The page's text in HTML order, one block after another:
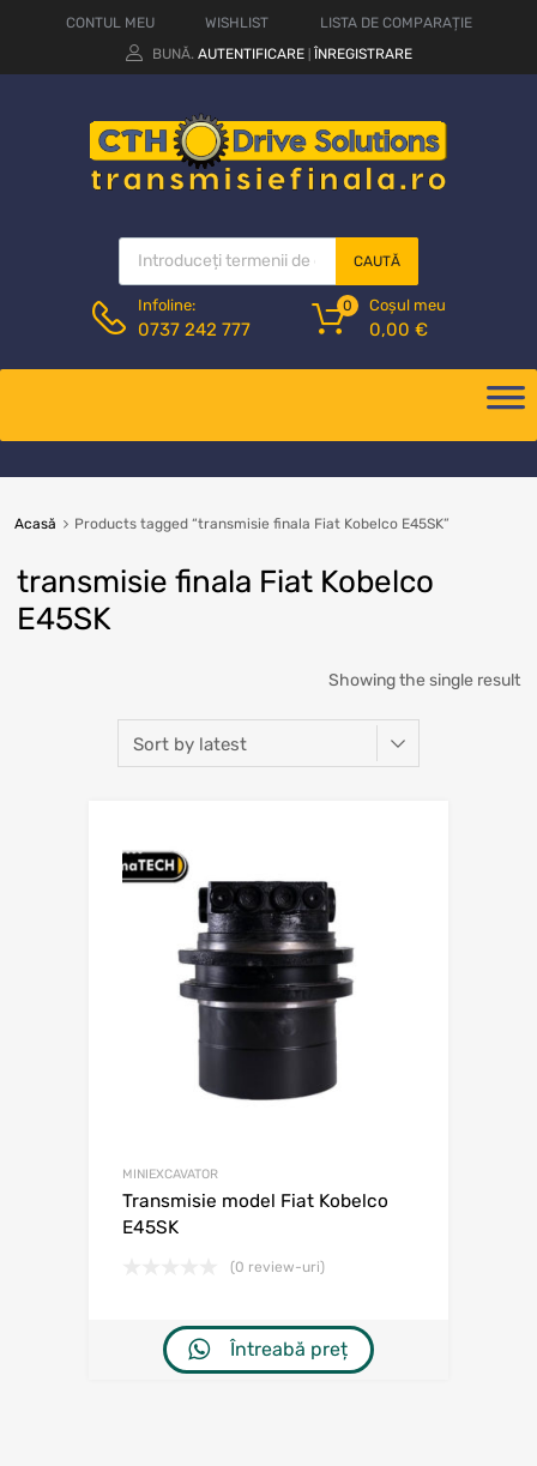
CONTUL MEU WISHLIST
LISTA DE COMPARAȚIE
BUNĂ. AUTENTIFICARE ÎNREGISTRARE
CAUTĂ
Infoline:
0737 242 777
Coșul meu
0,00 €
0
Acasă Products tagged “transmisie finala Fiat Kobelco E45SK”
transmisie finala Fiat Kobelco
E45SK
Showing the single result
MINIEXCAVATOR
Transmisie model Fiat Kobelco
E45SK
(0 review-uri)
Întreabă preț